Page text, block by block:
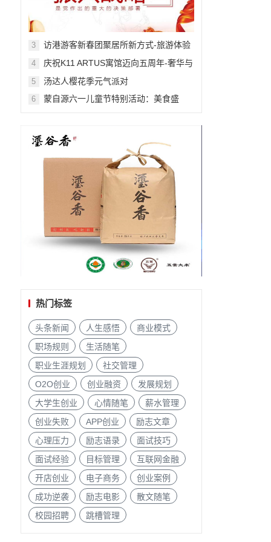
3
访港游客新春团聚居所新方式-旅游体验
4
庆祝K11 ARTUS寓馆迈向五周年-奢华与
5 汤达人樱花季元气派对
6
蒙自源六一儿童节特别活动：美食盛
热门标签
头条新闻 人生感悟
商业模式
职场规则
生活随笔
职业生涯规划
社交管理
O2O创业
创业融资
发展规划
大学生创业
心情随笔
薪水管理
创业失败
APP创业
励志文章
心理压力
励志语录
面试技巧
面试经验
目标管理
互联网金融
开店创业
电子商务
创业案例
成功逆袭
励志电影
散文随笔
校园招聘
跳槽管理